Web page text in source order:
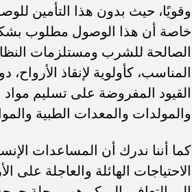
وقويًا، حيث بدون هذا التأمين
خاصة أن هذا الوصول مطلوب بشكل
الصالحة للشرب ومستلزمات
المناسب، كأولوية لإنقاذ
القيود المفروضة على تسليم
والمولدات والمعدات الطبية
كما أننا ندرك أن المساعدات
الاحتياجات الهائلة والعاجلة على